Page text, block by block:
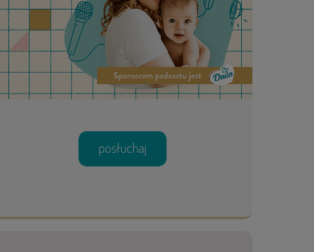
posłuchaj